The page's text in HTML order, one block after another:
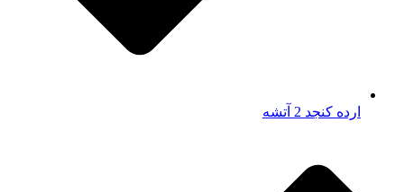
ارده کنجد 2 آتشه